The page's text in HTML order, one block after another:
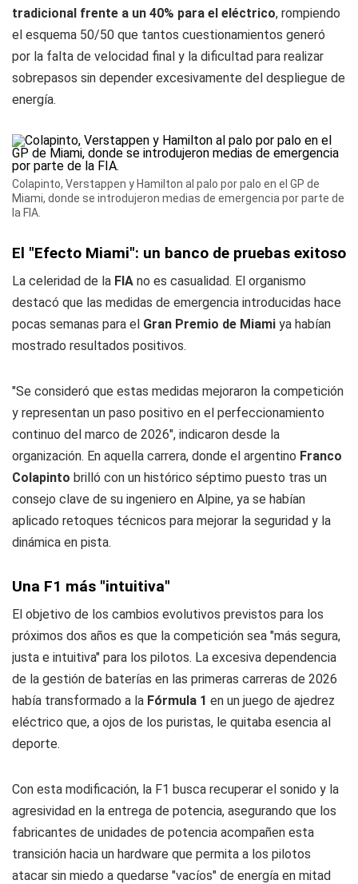
tradicional frente a un 40% para el eléctrico, rompiendo
el esquema 50/50 que tantos cuestionamientos generó
por la falta de velocidad final y la dificultad para realizar
sobrepasos sin depender excesivamente del despliegue de
energía.
Colapinto, Verstappen y Hamilton al palo por palo en el GP de
Miami, donde se introdujeron medias de emergencia por parte de
la FIA.
El "Efecto Miami": un banco de pruebas exitoso
La celeridad de la FIA no es casualidad. El organismo
destacó que las medidas de emergencia introducidas hace
pocas semanas para el Gran Premio de Miami ya habían
mostrado resultados positivos.
"Se consideró que estas medidas mejoraron la competición
y representan un paso positivo en el perfeccionamiento
continuo del marco de 2026", indicaron desde la
organización. En aquella carrera, donde el argentino Franco
Colapinto brilló con un histórico séptimo puesto tras un
consejo clave de su ingeniero en Alpine, ya se habían
aplicado retoques técnicos para mejorar la seguridad y la
dinámica en pista.
Una F1 más "intuitiva"
El objetivo de los cambios evolutivos previstos para los
próximos dos años es que la competición sea "más segura,
justa e intuitiva" para los pilotos. La excesiva dependencia
de la gestión de baterías en las primeras carreras de 2026
había transformado a la Fórmula 1 en un juego de ajedrez
eléctrico que, a ojos de los puristas, le quitaba esencia al
deporte.
Con esta modificación, la F1 busca recuperar el sonido y la
agresividad en la entrega de potencia, asegurando que los
fabricantes de unidades de potencia acompañen esta
transición hacia un hardware que permita a los pilotos
atacar sin miedo a quedarse "vacíos" de energía en mitad